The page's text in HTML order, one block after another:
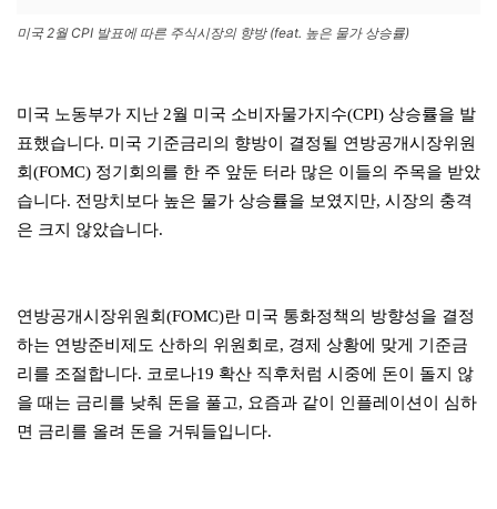
미국 2월 CPI 발표에 따른 주식시장의 향방 (feat. 높은 물가 상승률)
미국 노동부가 지난 2월 미국 소비자물가지수(CPI) 상승률을 발
표했습니다. 미국 기준금리의 향방이 결정될 연방공개시장위원
회(FOMC) 정기회의를 한 주 앞둔 터라 많은 이들의 주목을 받았
습니다. 전망치보다 높은 물가 상승률을 보였지만, 시장의 충격
은 크지 않았습니다.
연방공개시장위원회(FOMC)란 미국 통화정책의 방향성을 결정
하는 연방준비제도 산하의 위원회로, 경제 상황에 맞게 기준금
리를 조절합니다. 코로나19 확산 직후처럼 시중에 돈이 돌지 않
을 때는 금리를 낮춰 돈을 풀고, 요즘과 같이 인플레이션이 심하
면 금리를 올려 돈을 거둬들입니다.